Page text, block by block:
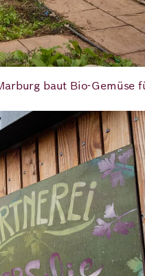
baut Bio-Gemüse